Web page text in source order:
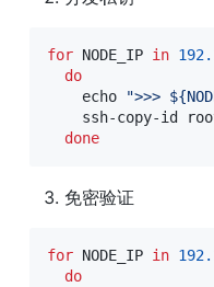
for NODE_IP in
do
echo
">>>
ssh-copy-id
done
免密验证
for NODE_IP in
do